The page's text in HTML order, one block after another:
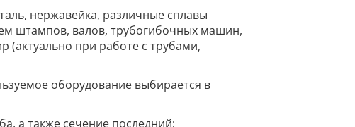
нержавейка, различные сплавы
штампов, валов, трубогибочных машин,
(актуально при работе с трубами,
оборудование выбирается в
а также сечение последний;